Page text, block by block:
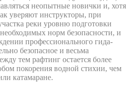
неопытные новички и, хотя
уверяют инструкторы, при
реки уровню подготовки
норм безопасности, и
профессионального гида-
безопасное и весьма
тем рафтинг остается более
покорения водной стихии, чем
катамаране.